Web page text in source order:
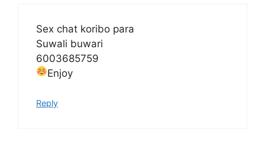
Sex chat koribo para
Suwali buwari
6003685759
Enjoy
Reply